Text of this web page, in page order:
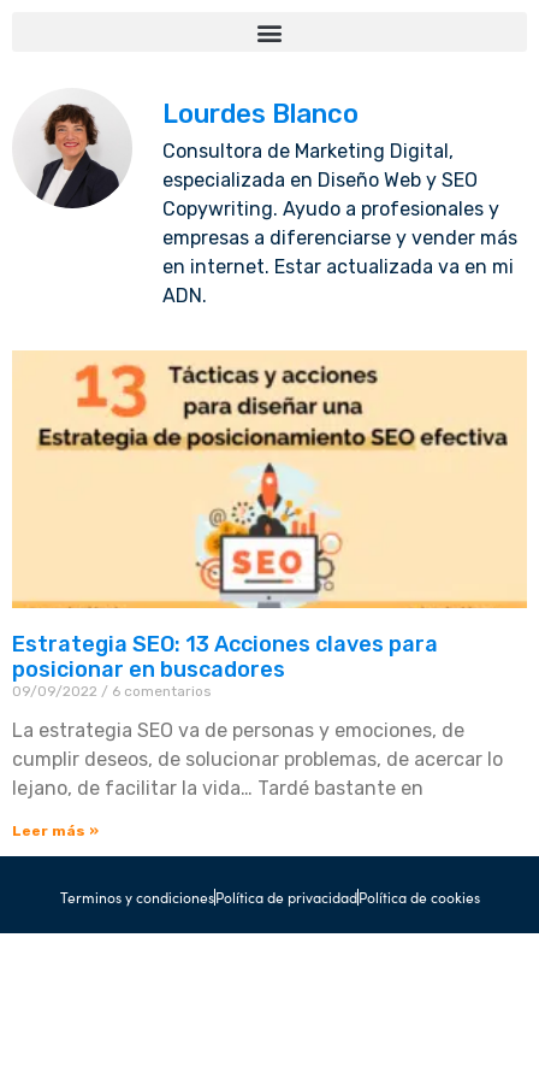
Lourdes Blanco
Consultora de Marketing Digital,
especializada en Diseño Web y SEO
Copywriting. Ayudo a profesionales y
empresas a diferenciarse y vender más
en internet. Estar actualizada va en mi
ADN.
Estrategia SEO: 13 Acciones claves para
posicionar en buscadores
09/09/2022 6 comentarios
La estrategia SEO va de personas y emociones, de
cumplir deseos, de solucionar problemas, de acercar lo
lejano, de facilitar la vida… Tardé bastante en
Leer más »
Terminos y condicionesPolítica de privacidadPolítica de cookies